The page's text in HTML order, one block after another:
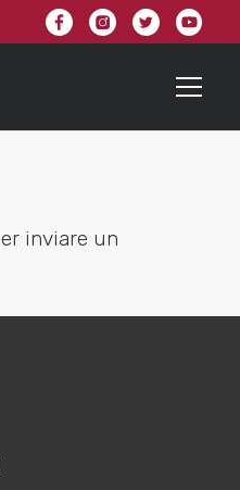
inviare un